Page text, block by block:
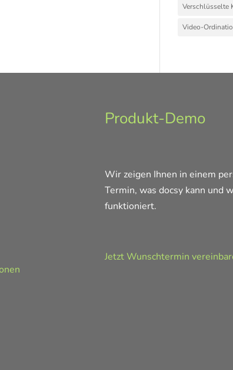
Verschlüsselte
Video-
Produkt-Demo
Wir zeigen Ihnen in einem
Termin, was docsy kann und
funktioniert.
Jetzt Wunschtermin